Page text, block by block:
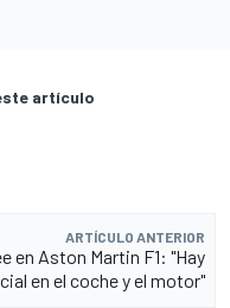
artículo
ARTÍCULO ANTERIOR
en Aston Martin F1: "Hay
en el coche y el motor"